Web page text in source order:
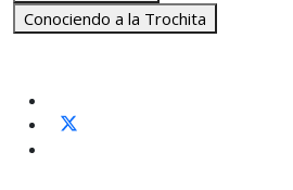
Conociendo a la Trochita